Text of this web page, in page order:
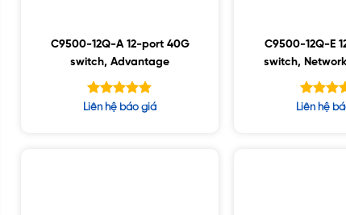
C9500-12Q-A 12-port 40G
switch, Advantage
Được xếp
Liên hệ báo giá
C9500-12Q-E
switch,
Được
Liên hệ